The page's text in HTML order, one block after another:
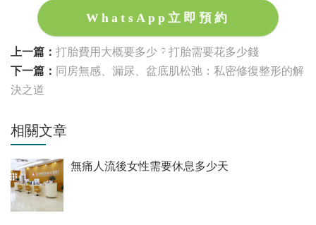
WhatsApp立即預約
上一篇： 打胎費用大概要多少？打胎需要花多少錢
下一篇： 同房無感、漏尿、盆底肌松弛：私密修復整形的解
決之道
相關文章
無痛人流後女性需要休息多少天